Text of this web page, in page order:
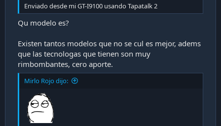
Enviado desde mi GT-I9100 usando Tapatalk 2
Qu modelo es?
Existen tantos modelos que no se cul es mejor, adems
que las tecnologas que tienen son muy
rimbombantes, cero aporte.
Mirlo Rojo dijo: